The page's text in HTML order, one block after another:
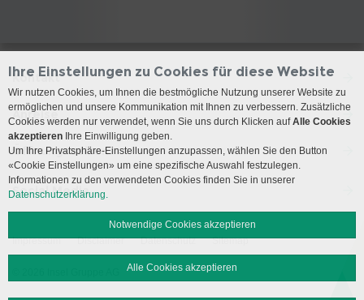
Kontakt
Anreise
Öffnungszeiten
Social Media
Impressum Disclaimer Datenschutz Sitemap
Ihre Einstellungen zu Cookies für diese Website
Wir nutzen Cookies, um Ihnen die bestmögliche Nutzung unserer Website zu
ermöglichen und unsere Kommunikation mit Ihnen zu verbessern. Zusätzliche
Cookies werden nur verwendet, wenn Sie uns durch Klicken aufAlle Cookies
akzeptieren Ihre Einwilligung geben.
Um Ihre Privatsphäre-Einstellungen anzupassen, wählen Sie den Button
«Cookie Einstellungen» um eine spezifische Auswahl festzulegen.
Informationen zu den verwendeten Cookies finden Sie in unserer
Datenschutzerklärung.
Notwendige Cookies akzeptieren
Alle Cookies akzeptieren